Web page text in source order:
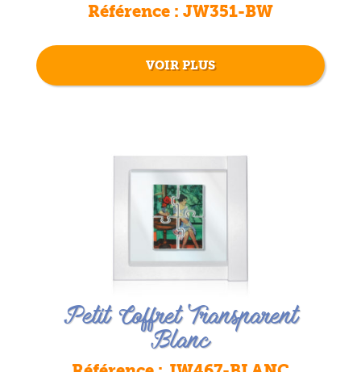
Référence : JW351-BW
VOIR PLUS
Petit Coffret Transparent
Blanc